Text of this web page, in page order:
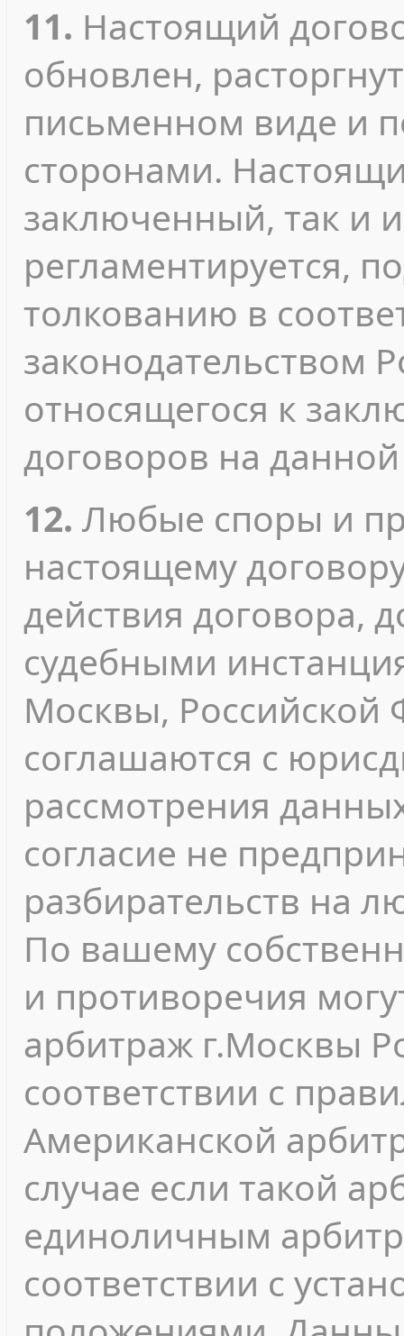
11. Настоящий
обновлен,
письменном виде и
сторонами.
заключенный, так и
регламентируется,
толкованию в
законодательством
относящегося к
договоров на
12. Любые споры и
настоящему
действия договора,
судебными
Москвы, Российской
соглашаются с
рассмотрения
согласие не
разбирательств на
По вашему
и противоречия
арбитраж г.Москвы
соответствии с
Американской
случае если такой
единоличным
соответствии с